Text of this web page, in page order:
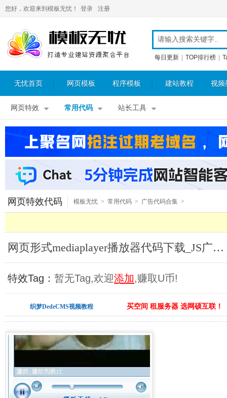
您好，欢迎来到模板无忧！ 登录 注册
每日更新 TOP排行榜
无忧首页 网页模板 程序模板 建站教程 视频
网页特效 常用代码 站长工具
网页特效代码 模板无忧 > 常用代码 > 广告代码合集 >
网页形式mediaplayer播放器代码下载_JS广告代码合集
特效Tag： 暂无Tag,欢迎添加,赚取U币!
织梦DedeCMS视频教程 买空间 租服务器 选网硕互联！